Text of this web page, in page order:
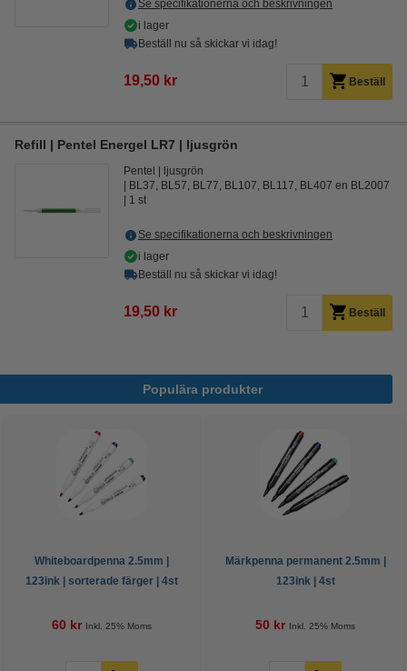
Se specifikationerna och beskrivningen
i lager
Beställ nu så skickar vi idag!
19,50 kr Beställ
Refill | Pentel Energel LR7 | ljusgrön
Pentel
ljusgrön
BL37, BL57, BL77, BL107, BL117, BL407 en BL2007
1 st
Se specifikationerna och beskrivningen
i lager
Beställ nu så skickar vi idag!
19,50 kr Beställ
Populära produkter
Whiteboardpenna 2.5mm |
123ink | sorterade färger | 4st
60 kr Inkl. 25% Moms
Märkpenna permanent 2.5mm |
123ink | 4st
50 kr Inkl. 25% Moms